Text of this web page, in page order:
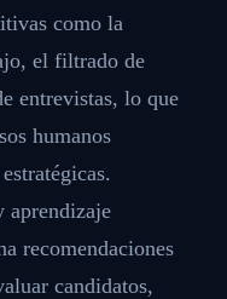
como la
el filtrado de
entrevistas, lo que
humanos
aprendizaje
recomendaciones
candidatos,